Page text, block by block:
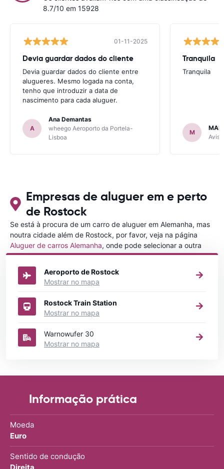
8.7/10 em 15928
01-11-2025
Devia guardar dados do cliente
Devia guardar dados do cliente entre
alugueres. Mesmo logada na conta,
tenho que introduzir a data de
nascimento para cada aluguer.
A
Ana Demantas
wheego Aeroporto da Portela-
Lisboa
Tranquila
Tranquila
M
Avis
Empresas de aluguer em e perto
de Rostock
Se está à procura de um carro de aluguer em Alemanha, mas
noutra cidade além de Rostock, por favor, veja na página
Aluguer de carros Alemanha, onde pode selecionar a outra
cidade em Alemanha que gostaria de alugar um carro
Aeroporto de Rostock
Mostrar no mapa
Rostock Train Station
Mostrar no mapa
Warnowufer 30
Mostrar no mapa
Informação prática
Moeda
Euro
Sentido de condução